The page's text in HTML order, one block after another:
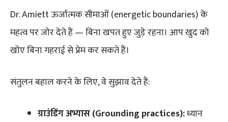
Dr. Amiett ऊर्जात्मक सीमाओं (energetic boundaries) के
महत्व पर जोर देते हैं — बिना खपत हुए जुड़े रहना। आप खुद को
खोए बिना गहराई से प्रेम कर सकते हैं।
संतुलन बहाल करने के लिए, वे सुझाव देते हैं:
ग्राउंडिंग अभ्यास (Grounding practices):ध्यान